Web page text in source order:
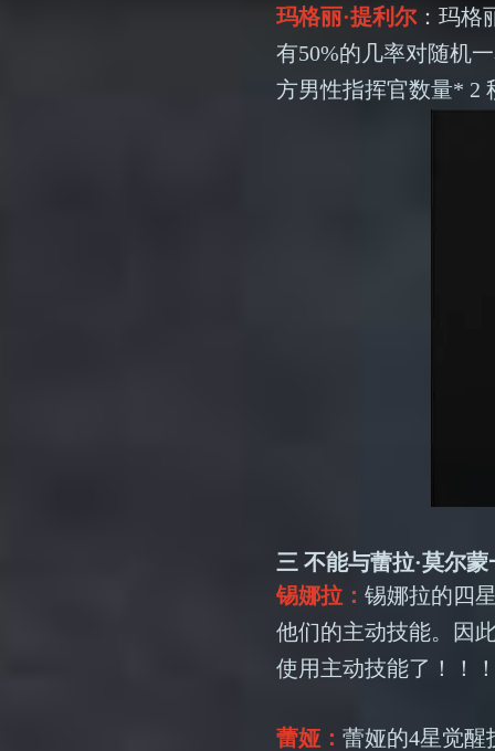
玛格丽·提利尔：玛格
有50%的几率对随机
方男性指挥官数量* 2
三 不能与蕾拉·莫尔
锡娜拉： 锡娜拉的四
他们的主动技能。因
使用主动技能了！！
蕾娅： 蕾娅的4星觉醒